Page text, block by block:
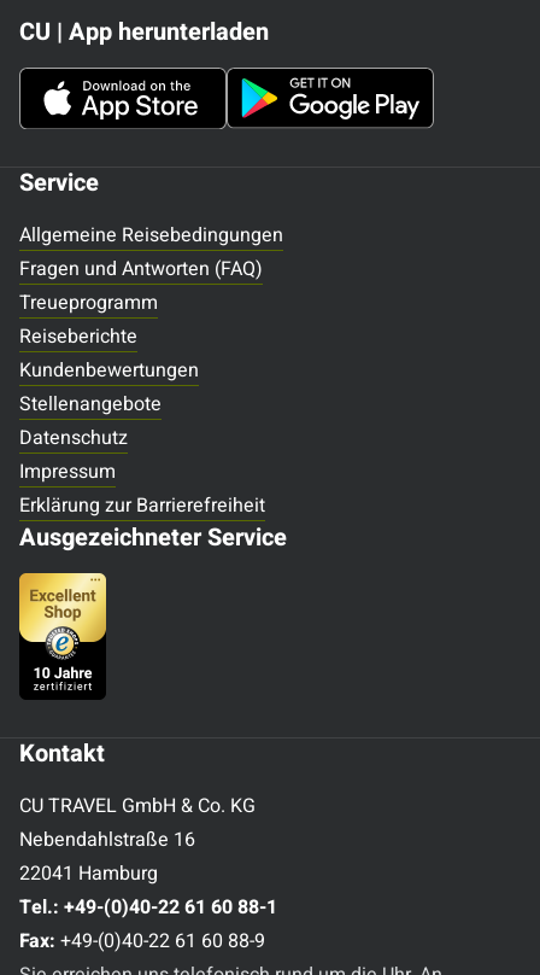
Service
Allgemeine Reisebedingungen
Fragen und Antworten (FAQ)
Treueprogramm
Reiseberichte
Kundenbewertungen
Stellenangebote
Datenschutz
Impressum
Erklärung zur Barrierefreiheit
Ausgezeichneter Service
Kontakt
CU TRAVEL GmbH & Co. KG
Nebendahlstraße 16
22041 Hamburg
Tel.: +49-(0)40-22 61 60 88-1
Fax: +49-(0)40-22 61 60 88-9
CU | App herunterladen